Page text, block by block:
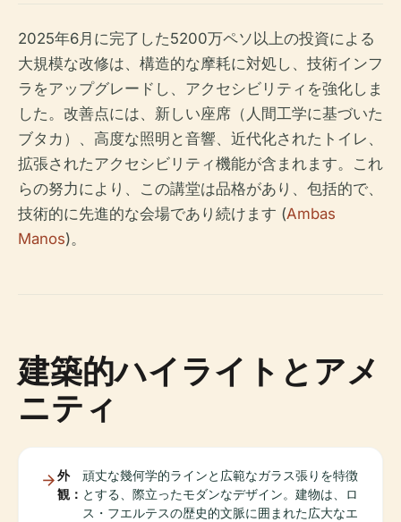
2025年6月に完了した5200万ペソ以上の投資による
大規模な改修は、構造的な摩耗に対処し、技術インフ
ラをアップグレードし、アクセシビリティを強化しま
した。改善点には、新しい座席（人間工学に基づいた
ブタカ）、高度な照明と音響、近代化されたトイレ、
拡張されたアクセシビリティ機能が含まれます。これ
らの努力により、この講堂は品格があり、包括的で、
技術的に先進的な会場であり続けます (Ambas
Manos)。
建築的ハイライトとアメ
ニティ
外
観：
頑丈な幾何学的ラインと広範なガラス張りを特徴
とする、際立ったモダンなデザイン。建物は、ロ
ス・フエルテスの歴史的文脈に囲まれた広大なエ